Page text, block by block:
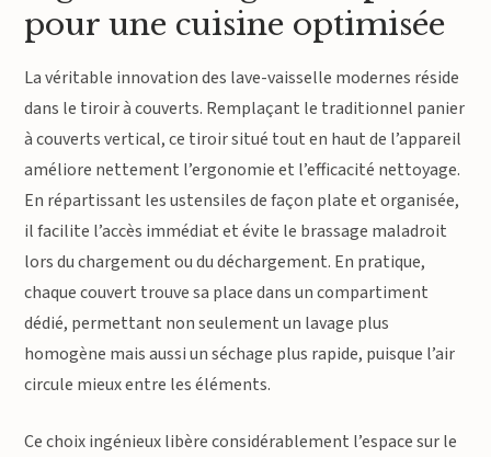
pour une cuisine optimisée
La véritable innovation des lave-vaisselle modernes réside
dans le tiroir à couverts. Remplaçant le traditionnel panier
à couverts vertical, ce tiroir situé tout en haut de l’appareil
améliore nettement l’ergonomie et l’efficacité nettoyage.
En répartissant les ustensiles de façon plate et organisée,
il facilite l’accès immédiat et évite le brassage maladroit
lors du chargement ou du déchargement. En pratique,
chaque couvert trouve sa place dans un compartiment
dédié, permettant non seulement un lavage plus
homogène mais aussi un séchage plus rapide, puisque l’air
circule mieux entre les éléments.
Ce choix ingénieux libère considérablement l’espace sur le